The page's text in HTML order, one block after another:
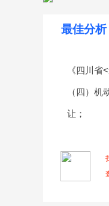
最佳分析
《四川
（四）
让；